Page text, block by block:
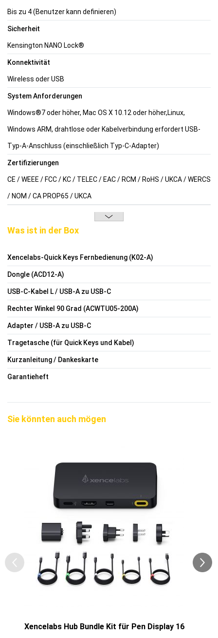
Bis zu 4 (Benutzer kann definieren)
Sicherheit
Kensington NANO Lock®
Konnektivität
Wireless oder USB
System Anforderungen
Windows®7 oder höher, Mac OS X 10.12 oder höher,Linux,
Windows ARM, drahtlose oder Kabelverbindung erfordert USB-
Typ-A-Anschluss (einschließlich Typ-C-Adapter)
Zertifizierungen
CE / WEEE / FCC / KC / TELEC / EAC / RCM / RoHS / UKCA / WERCS
/ NOM / CA PROP65 / UKCA
Was ist in der Box
Xencelabs-Quick Keys Fernbedienung (K02-A)
Dongle (ACD12-A)
USB-C-Kabel L / USB-A zu USB-C
Rechter Winkel 90 Grad (ACWTU05-200A)
Adapter / USB-A zu USB-C
Tragetasche (für Quick Keys und Kabel)
Kurzanleitung / Dankeskarte
Garantieheft
Sie könnten auch mögen
Xencelabs Hub Bundle Kit für Pen Display 16